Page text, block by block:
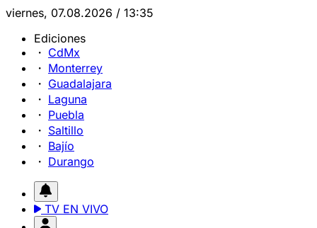
viernes, 07.08.2026 / 13:35
Ediciones
CdMx
Monterrey
Guadalajara
Laguna
Puebla
Saltillo
Bajío
Durango
TV EN VIVO